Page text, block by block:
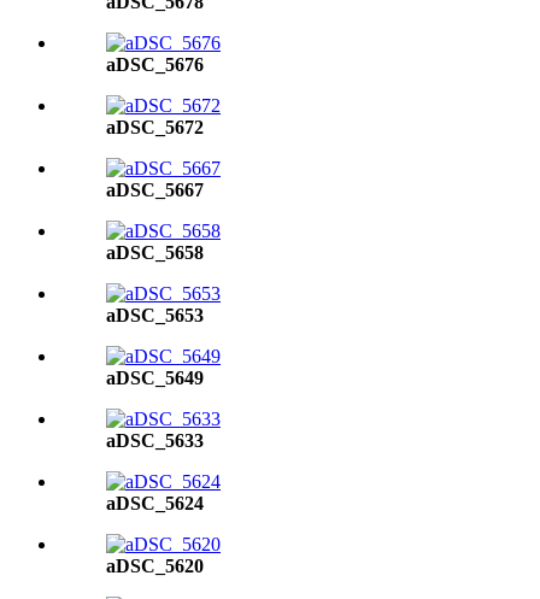
aDSC_5676
aDSC_5672
aDSC_5667
aDSC_5658
aDSC_5653
aDSC_5649
aDSC_5633
aDSC_5624
aDSC_5620